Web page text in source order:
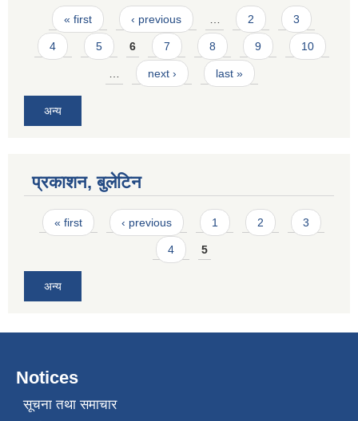
Pages
« first ‹ previous … 2 3
4 5 6 7 8 9 10
… next › last »
अन्य
प्रकाशन, बुलेटिन
Pages
« first ‹ previous 1 2 3
4 5
अन्य
Notices
सूचना तथा समाचार